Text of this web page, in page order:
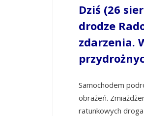
Dziś (26
drodze
zdarzenia.
Samochodem
obrażeń.
ratunkowych